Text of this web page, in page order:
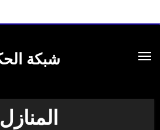
شبكة
المنازل